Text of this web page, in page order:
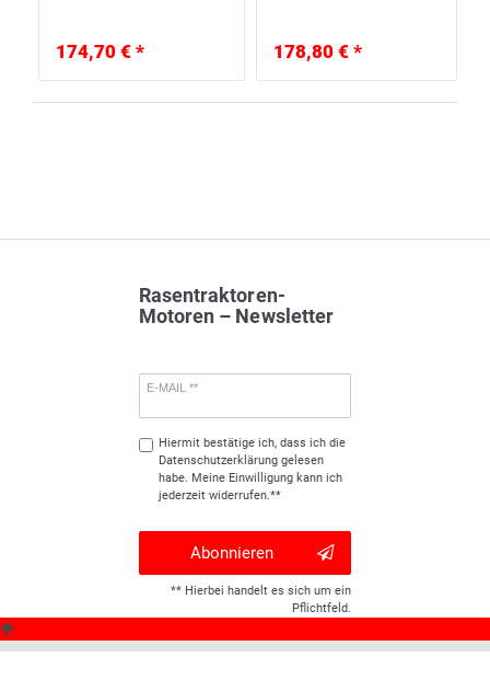
174,70 € * 178,80 € *
Rasentraktoren-
Motoren – Newsletter
E-MAIL **
Hiermit bestätige ich, dass ich die
Daten­schutz­erklärunggelesen
habe. Meine Einwilligung kann ich
jederzeit widerrufen.**
Abonnieren
** Hierbei handelt es sich um ein
Pflichtfeld.